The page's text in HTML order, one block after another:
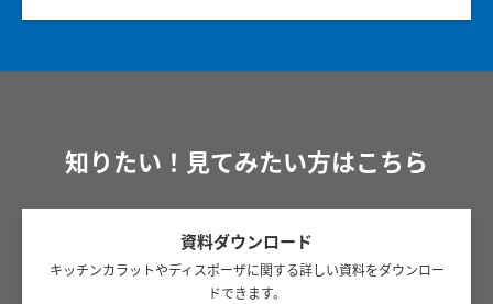
知りたい！見てみたい方はこちら
資料ダウンロード
キッチンカラットやディスポーザに関する詳しい資料をダウンロー
ドできます。